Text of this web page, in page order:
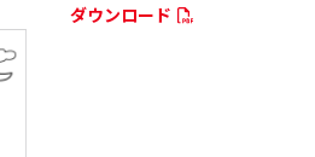
ダウンロード